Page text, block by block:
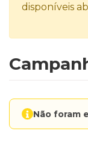
disponíveis
Não foram